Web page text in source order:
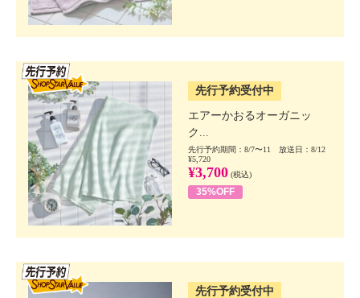
先行予約受付中
エアーかおるオーガニッ
ク...
先行予約期間：8/7〜11 放送日：8/12
¥5,720
¥3,700 (税込)
35%OFF
先行予約受付中